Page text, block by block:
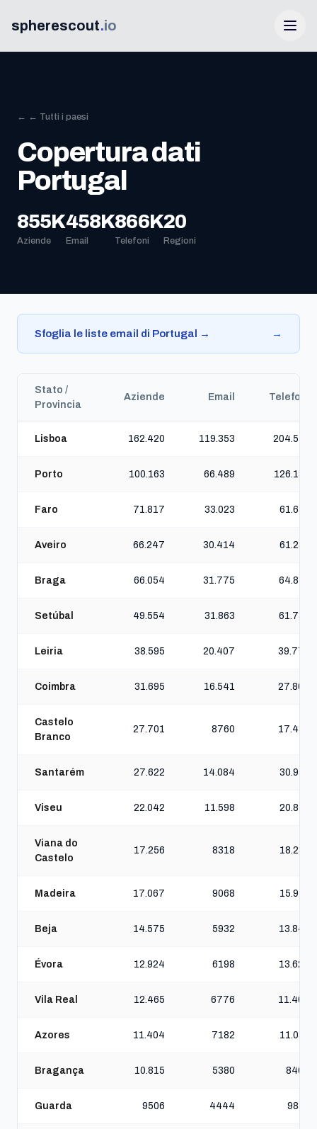
spherescout.io
Accedi
Ottieni 100 lead gratis
← ← Tutti i paesi
Copertura dati
Portugal
855K
Aziende
458K
Email
866K
Telefoni
20
Regioni
Sfoglia le liste email di Portugal → →
Stato /
Provincia
Aziende Email Telefoni
Lisboa 162.420 119.353 204.519
Porto 100.163 66.489 126.190
Faro 71.817 33.023 61.652
Aveiro 66.247 30.414 61.289
Braga 66.054 31.775 64.813
Setúbal 49.554 31.863 61.738
Leiria 38.595 20.407 39.770
Coimbra 31.695 16.541 27.807
Castelo
Branco
27.701 8760 17.435
Santarém 27.622 14.084 30.958
Viseu 22.042 11.598 20.811
Viana do
Castelo
17.256 8318 18.230
Madeira 17.067 9068 15.915
Beja 14.575 5932 13.843
Évora 12.924 6198 13.627
Vila Real 12.465 6776 11.404
Azores 11.404 7182 11.032
Bragança 10.815 5380 8467
Guarda 9506 4444 9833